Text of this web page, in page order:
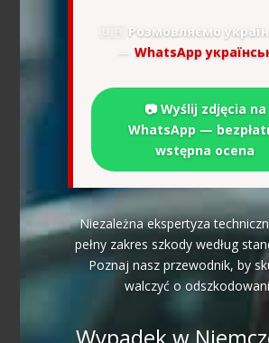
🇺🇦 Розмовляємо
— WhatsApp
📷 Wyślij zdjęcia na
WhatsApp —
wstępna ocena
Niezależna ekspertyza
pełny zakres szkody według
Poznaj nasz przewodnik, by
walczyć o
Wypadek w